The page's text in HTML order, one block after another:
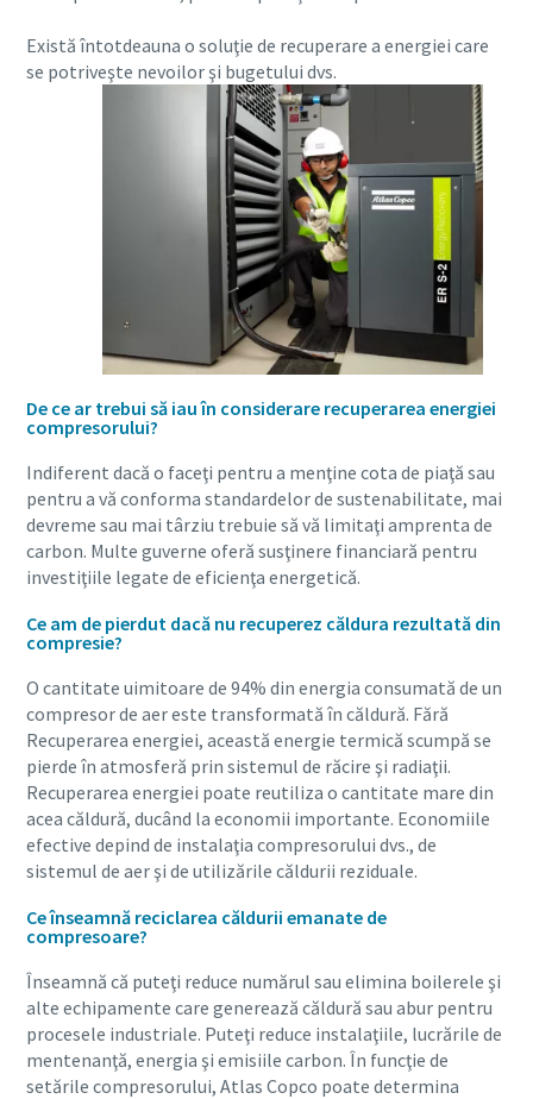
toate aplicatiile
Tot ceea ce aveti nevoie sa stiti despre compresoarele
noastre fara ulei certificate CLASA 0
Tot ce trebuie să ştiţi despre procesul de
transport pneumatic
Descoperiţi cum puteţi crea un proces de transport
pneumatic mai eficient.
Aflaţi
Există întotdeauna o soluţie de recuperare a energiei care
se potriveşte nevoilor şi bugetului dvs.
De ce ar trebui să iau în considerare recuperarea energiei
compresorului?
Indiferent dacă o faceţi pentru a menţine cota de piaţă sau
pentru a vă conforma standardelor de sustenabilitate, mai
devreme sau mai târziu trebuie să vă limitaţi amprenta de
carbon. Multe guverne oferă susţinere financiară pentru
investiţiile legate de eficienţa energetică.
Ce am de pierdut dacă nu recuperez căldura rezultată din
compresie?
O cantitate uimitoare de 94% din energia consumată de un
compresor de aer este transformată în căldură. Fără
Recuperarea energiei, această energie termică scumpă se
pierde în atmosferă prin sistemul de răcire şi radiaţii.
Recuperarea energiei poate reutiliza o cantitate mare din
acea căldură, ducând la economii importante. Economiile
efective depind de instalaţia compresorului dvs., de
sistemul de aer şi de utilizările căldurii reziduale.
Ce înseamnă reciclarea căldurii emanate de
compresoare?
Înseamnă că puteţi reduce numărul sau elimina boilerele şi
alte echipamente care generează căldură sau abur pentru
procesele industriale. Puteţi reduce instalaţiile, lucrările de
mentenanţă, energia şi emisiile carbon. În funcţie de
setările compresorului, Atlas Copco poate determina